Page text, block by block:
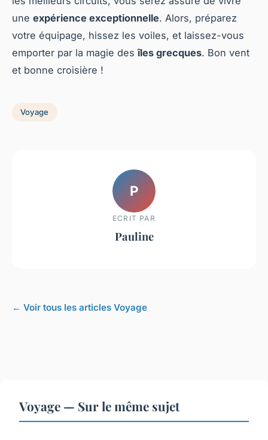
une expérience exceptionnelle. Alors, préparez
votre équipage, hissez les voiles, et laissez-vous
emporter par la magie desîles grecques. Bon vent
et bonne croisière !
Voyage
P
ECRIT PAR
Pauline
← Voir tous les articles Voyage
Voyage — Sur le même sujet